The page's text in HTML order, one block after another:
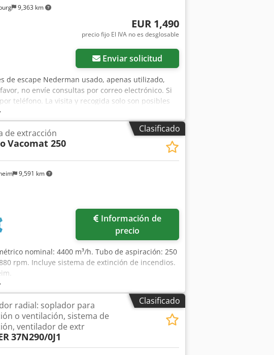
9,363 km
EUR 1,490
precio fijo El IVA no es desglosable
Enviar solicitud
de escape Nederman usado, apenas utilizado,
no envíe consultas por correo electrónico. Si
teléfono. La visita y recogida solo son posibles
a cambios, venta previa y errores.
Clasificado
9,591 km
de extracción
Vacomat 250
precio
nominal: 4400 m³/h. Tubo de aspiración: 250
rpm. Incluye sistema de extinción de incendios.
Clasificado
radial: soplador para
o ventilación, sistema de
ventilador de extr
37N290/0J1